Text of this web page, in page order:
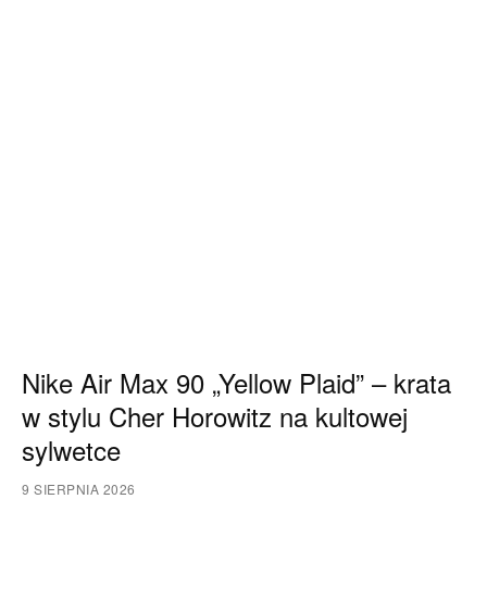
Nike Air Max 90 „Yellow Plaid” – krata
w stylu Cher Horowitz na kultowej
sylwetce
9 SIERPNIA 2026